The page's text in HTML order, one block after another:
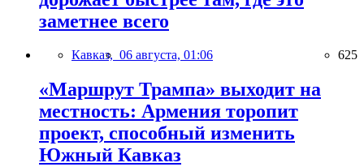
заметнее всего
Кавказ, 06 августа, 01:06 625
«Маршрут Трампа» выходит на
местность: Армения торопит
проект, способный изменить
Южный Кавказ